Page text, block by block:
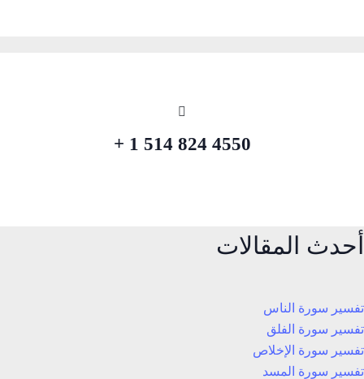
4550 824 514 1 +
أحدث المقالات
تفسير سورة الناس
تفسير سورة الفلق
تفسير سورة الإخلاص
تفسير سورة المسد